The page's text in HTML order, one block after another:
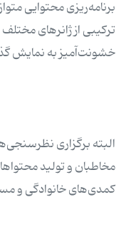
برنامه‌ریزی محتوایی
ترکیبی از ژانرهای
خشونت‌آمیز به نمایش
البته برگزاری
مخاطبان و تولید
کمدی‌های خانوادگی و